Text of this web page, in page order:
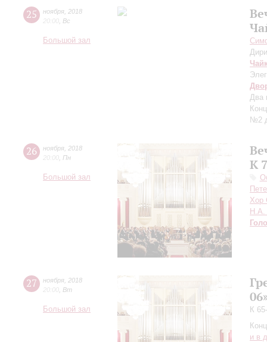
25 ноября 2018
20:00 Вс
Большой зал
Два
№2
26 ноября 2018
20:00 Пн
Большой зал
К
Хор
Н.А.
27 ноября 2018
20:00 Вт
Большой зал
К
и в